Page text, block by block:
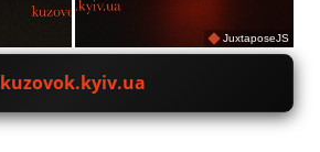
JuxtaposeJS
kuzovok.kyiv.ua